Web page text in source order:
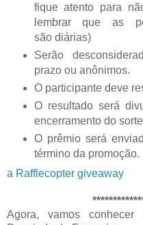
fique atento para
lembrar que as
são diárias)
Serão
prazo ou anônimos.
O participante deve
O resultado será
encerramento do
O prêmio será
término da promoção.
a Rafflecopter giveaway
Agora, vamos conhecer